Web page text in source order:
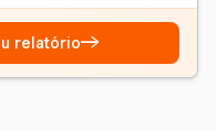
relatório→